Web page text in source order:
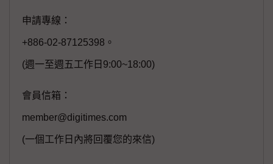
申請專線：
+886-02-87125398。
(週一至週五工作日9:00~18:00)
會員信箱：
member@digitimes.com
(一個工作日內將回覆您的來信)